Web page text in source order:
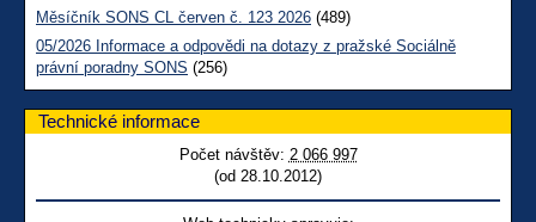
Měsíčník SONS CL červen č. 123 2026 (489)
05/2026 Informace a odpovědi na dotazy z pražské Sociálně
právní poradny SONS (256)
Technické informace
Počet návštěv: 2 066 997
(od 28.10.2012)